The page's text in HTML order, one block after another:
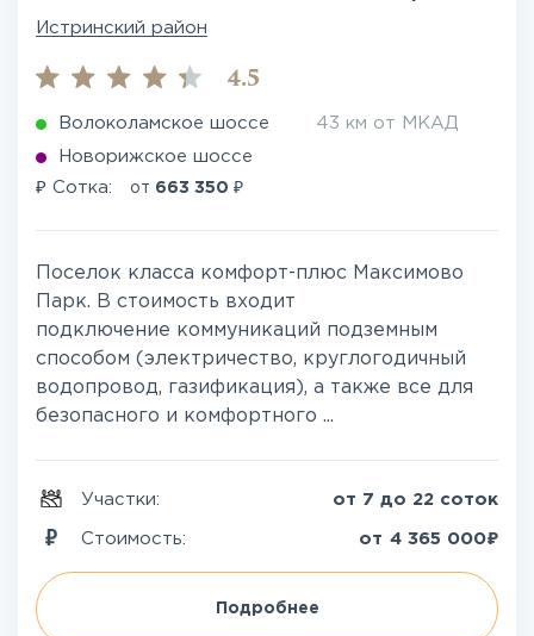
Истринский район
4.5
Волоколамское шоссе 43 км от МКАД
Новорижское шоссе
₽ Сотка: от 663 350 ₽
Поселок класса комфорт-плюс Максимово
Парк. В стоимость входит
подключение коммуникаций подземным
способом (электричество, круглогодичный
водопровод, газификация), а также все для
безопасного и комфортного ...
Участки: от 7 до 22 соток
Стоимость: от 4 365 000₽
Подробнее